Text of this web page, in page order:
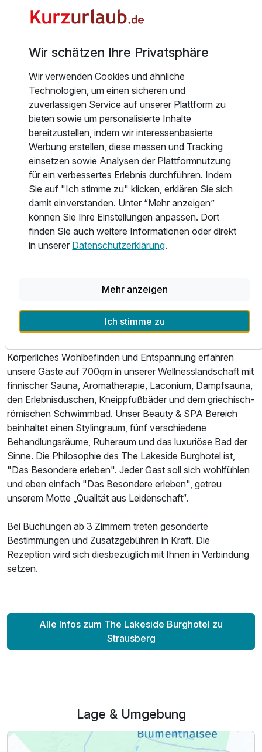
warmherzigen und inspirierenden Ambiente finden.
Alle 53 Zimmer (1 Burgsuite, 2 Juniorsuiten) sind im
englischen Stil eingerichtet und verfügen über Bad oder
Dusche und WC, Fön, Telefon und Schreibtisch.
Außerdem freuen wir uns über unsere vier neuen, stilvollen
Luxusresidenzen , welche keine Wünsche offen lassen.
In unserem Restaurant Royal erwartet Sie eine kreative
internationale leichte Küche unter Verwendung regionaler
Produkte und regionaler Anbieter. Für Feierlichkeiten
stehen Ihnen 4 Veranstaltungsräume und 8 Tagungsräume
zur Verfügung. Bestens geeignet für kleine und größere
Gesellschaften. Im Burginnenhof befindet sich das
Amphitheater, äußerst beliebt mit seinen kulturellen
Veranstaltungen von Juli bis September unter freiem
Himmel. Sie können in unserem Haus einen
Von ganz besonderem Flair geprägt ist der Rittersaal.
Feiern Sie einmal anders im rustikalen Ambiente, ein
Körperliches Wohlbefinden und Entspannung erfahren
unsere Gäste auf 700qm in unserer Wellnesslandschaft mit
finnischer Sauna, Aromatherapie, Laconium, Dampfsauna,
den Erlebnisduschen, Kneippfußbäder und dem griechisch-
römischen Schwimmbad. Unser Beauty & SPA Bereich
beinhaltet einen Stylingraum, fünf verschiedene
Behandlungsräume, Ruheraum und das luxuriöse Bad der
Sinne. Die Philosophie des The Lakeside Burghotel ist,
"Das Besondere erleben". Jeder Gast soll sich wohlfühlen
und eben einfach "Das Besondere erleben", getreu
unserem Motte „Qualität aus Leidenschaft“.
Bei Buchungen ab 3 Zimmern treten gesonderte
Bestimmungen und Zusatzgebühren in Kraft. Die
Rezeption wird sich diesbezüglich mit Ihnen in Verbindung
setzen.
Alle Infos zum The Lakeside Burghotel zu
Strausberg
Lage & Umgebung
Wir schätzen Ihre Privatsphäre
Wir verwenden Cookies und ähnliche
Technologien, um einen sicheren und
zuverlässigen Service auf unserer Plattform zu
bieten sowie um personalisierte Inhalte
bereitzustellen, indem wir interessenbasierte
Werbung erstellen, diese messen und Tracking
einsetzen sowie Analysen der Plattformnutzung
für ein verbessertes Erlebnis durchführen. Indem
Sie auf "Ich stimme zu" klicken, erklären Sie sich
damit einverstanden. Unter “Mehr anzeigen”
können Sie Ihre Einstellungen anpassen. Dort
finden Sie auch weitere Informationen oder direkt
in unserer Datenschutzerklärung.
Mehr anzeigen
Ich stimme zu